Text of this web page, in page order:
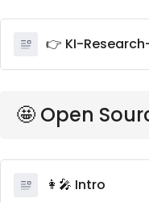
👉 KI-
🤩 Open
👩‍🎤 Intro